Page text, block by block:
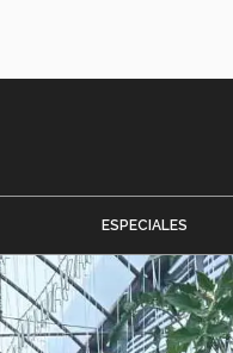
ESPECIALES